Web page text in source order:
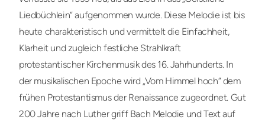
Liedbüchlein“ aufgenommen wurde. Diese Melodie ist bis
heute charakteristisch und vermittelt die Einfachheit,
Klarheit und zugleich festliche Strahlkraft
protestantischer Kirchenmusik des 16. Jahrhunderts. In
der musikalischen Epoche wird „Vom Himmel hoch“ dem
frühen Protestantismus der Renaissance zugeordnet. Gut
200 Jahre nach Luther griff Bach Melodie und Text auf